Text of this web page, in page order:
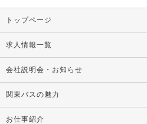
トップページ
求人情報一覧
会社説明会・お知らせ
関東バスの魅力
お仕事紹介